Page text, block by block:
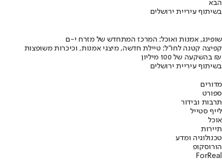
הבא
בשיתוף עיריית ירושלים
שופינג, אמנות ואוכל: המרכז המתחדש של מזרח י-ם
קפיצה קטנה לחו"ל: טיילת חדשה, מיצגי אמנות, וכיכרות משופצות
בהשקעה של 100 מיליון ₪
בשיתוף עיריית ירושלים
מדורים
ספורט
תרבות ובידור
לייף סטייל
אוכל
תיירות
טכנולוגיה ומדע
הורוסקופ
ForReal